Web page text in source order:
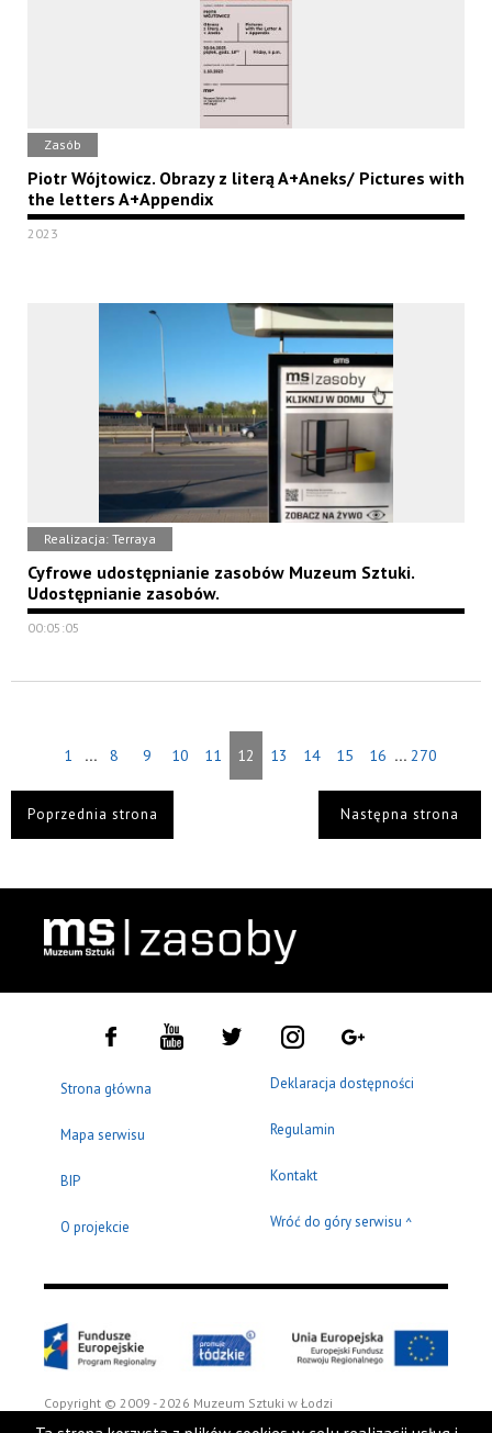
Zasób
Piotr Wójtowicz. Obrazy z literą A+Aneks/ Pictures with
the letters A+Appendix
2023
Realizacja: Terraya
Cyfrowe udostępnianie zasobów Muzeum Sztuki.
Udostępnianie zasobów.
00:05:05
1 ... 8 9 10 11 12 13 14 15 16 ... 270
Poprzednia strona Następna strona
Strona główna
Mapa serwisu
BIP
O projekcie
Deklaracja dostępności
Regulamin
Kontakt
Wróć do góry serwisu ^
Copyright © 2009 - 2026 Muzeum Sztuki w Łodzi